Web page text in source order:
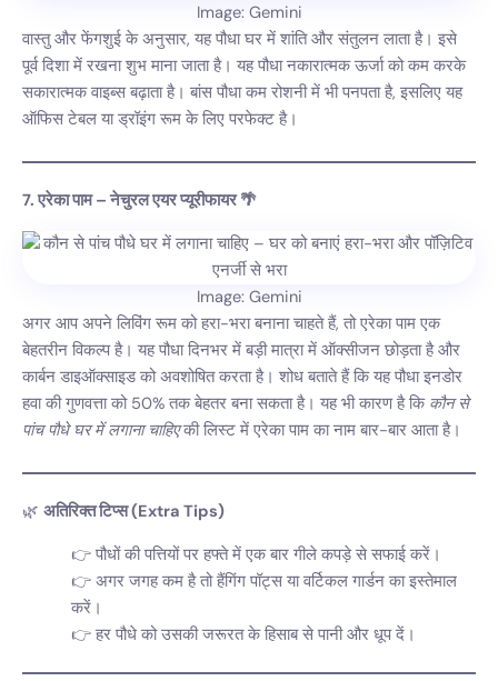
Image: Gemini
वास्तु और फेंगशुई के अनुसार, यह पौधा घर में शांति और संतुलन लाता है। इसे
पूर्व दिशा में रखना शुभ माना जाता है। यह पौधा नकारात्मक ऊर्जा को कम करके
सकारात्मक वाइब्स बढ़ाता है। बांस पौधा कम रोशनी में भी पनपता है, इसलिए यह
ऑफिस टेबल या ड्रॉइंग रूम के लिए परफेक्ट है।
7. एरेका पाम – नेचुरल एयर प्यूरीफायर 🌴
Image: Gemini
अगर आप अपने लिविंग रूम को हरा-भरा बनाना चाहते हैं, तो एरेका पाम एक
बेहतरीन विकल्प है। यह पौधा दिनभर में बड़ी मात्रा में ऑक्सीजन छोड़ता है और
कार्बन डाइऑक्साइड को अवशोषित करता है। शोध बताते हैं कि यह पौधा इनडोर
हवा की गुणवत्ता को 50% तक बेहतर बना सकता है। यह भी कारण है कि कौन से
पांच पौधे घर में लगाना चाहिएकी लिस्ट में एरेका पाम का नाम बार-बार आता है।
🌿 अतिरिक्त टिप्स (Extra Tips)
पौधों की पत्तियों पर हफ्ते में एक बार गीले कपड़े से सफाई करें।
अगर जगह कम है तो हैंगिंग पॉट्स या वर्टिकल गार्डन का इस्तेमाल
करें।
हर पौधे को उसकी जरूरत के हिसाब से पानी और धूप दें।